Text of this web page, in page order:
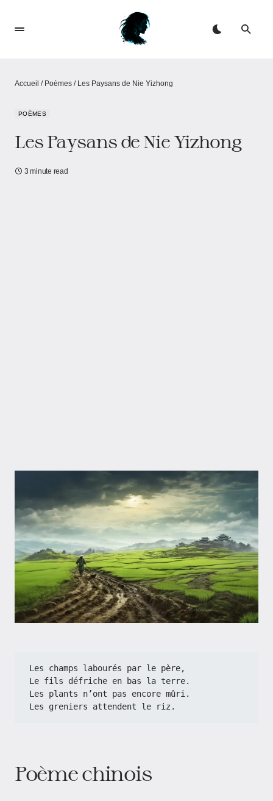
Accueil / Poèmes / Les Paysans de Nie Yizhong
POÈMES
Les Paysans de Nie Yizhong
3 minute read
Les champs labourés par le père,
Le fils défriche en bas la terre.
Les plants n’ont pas encore mûri.
Les greniers attendent le riz.
Poème chinois